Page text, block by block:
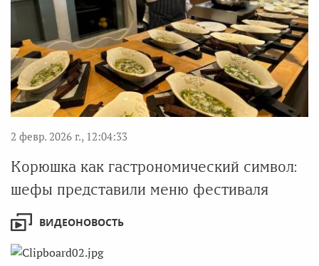
2 февр. 2026 г., 12:04:33
Корюшка как гастрономический символ:
шефы представили меню фестиваля
ВИДЕОНОВОСТЬ